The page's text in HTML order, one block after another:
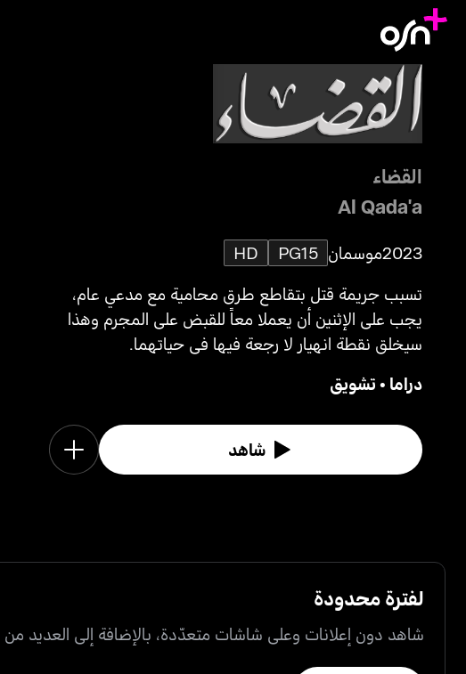
القضاء
Al Qada'a
2023موسمان PG15
HD
تسبب جريمة قتل بتقاطع طرق محامية مع مدعي عام،
يجب على الإثنين أن يعملا معاً للقبض على المجرم وهذا
سيخلق نقطة انهيار لا رجعة فيها في حياتهما.
دراما •تشويق
شاهد
لفترة محدودة
شاهد دون إعلانات وعلى شاشات متعدّدة، بالإضافة إلى العديد من